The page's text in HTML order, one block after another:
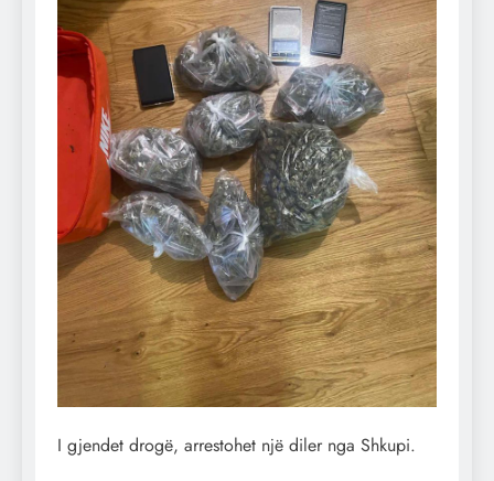
I gjendet drogë, arrestohet një diler nga Shkupi.